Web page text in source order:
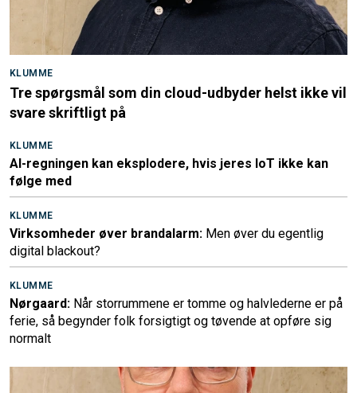
KLUMME
Tre spørgsmål som din cloud-udbyder helst ikke vil
svare skriftligt på
KLUMME
AI-regningen kan eksplodere, hvis jeres IoT ikke kan
følge med
KLUMME
Virksomheder øver brandalarm: Men øver du egentlig
digital blackout?
KLUMME
Nørgaard: Når storrummene er tomme og halvlederne er på
ferie, så begynder folk forsigtigt og tøvende at opføre sig
normalt